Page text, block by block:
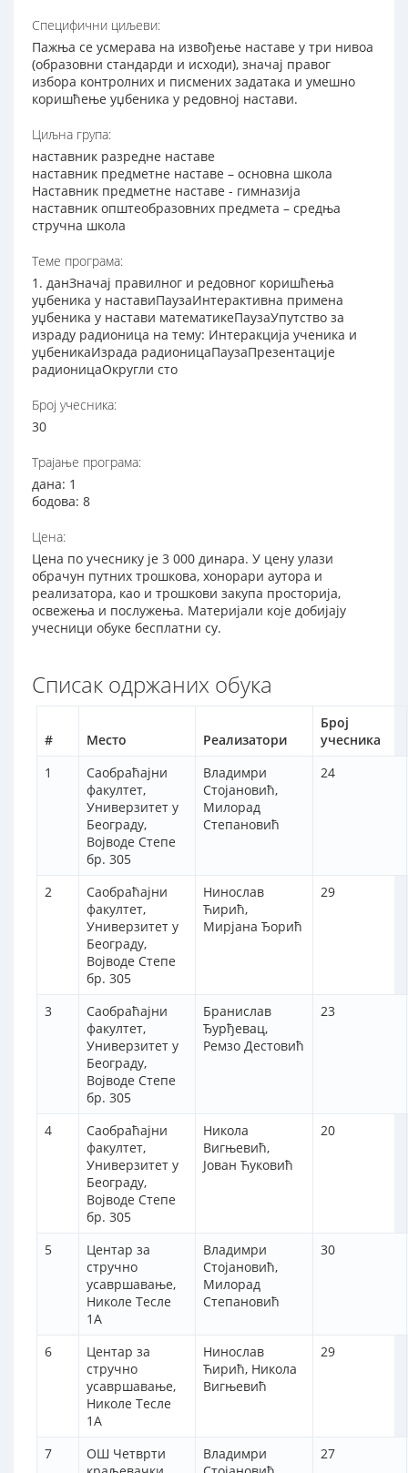
Специфични циљеви:
Пажња се усмерава на извођење наставе у три нивоа
(образовни стандарди и исходи), значај правог
избора контролних и писмених задатака и умешно
коришћење уџбеника у редовној настави.
Циљна група:
наставник разредне наставе
наставник предметне наставе – основна школа
Наставник предметне наставе - гимназија
наставник општеобразовних предмета – средња
стручна школа
Теме програма:
1. данЗначај правилног и редовног коришћења
уџбеника у наставиПаузаИнтерактивна примена
уџбеника у настави математикеПаузаУпутство за
израду радионица на тему: Интеракција ученика и
уџбеникаИзрада радионицаПаузаПрезентације
радионицаОкругли сто
Број учесника:
30
Трајање програма:
дана: 1
бодова: 8
Цена:
Цена по учеснику је 3 000 динара. У цену улази
обрачун путних трошкова, хонорари аутора и
реализатора, као и трошкови закупа просторија,
освежења и послужења. Материјали које добијају
учесници обуке бесплатни су.
Списак одржаних обука
# Место Реализатори
Број
учесника
1
Саобраћајни
факултет,
Универзитет у
Београду,
Војводе Степе
бр. 305
Владимри
Стојановић,
Милорад
Степановић
24
2
Саобраћајни
факултет,
Универзитет у
Београду,
Војводе Степе
бр. 305
Нинослав
Ћирић,
Мирјана Ђорић
29
3
Саобраћајни
факултет,
Универзитет у
Београду,
Војводе Степе
бр. 305
Бранислав
Ђурђевац,
Ремзо Дестовић
23
4
Саобраћајни
факултет,
Универзитет у
Београду,
Војводе Степе
бр. 305
Никола
Вигњевић,
Јован Ћуковић
20
5
Центар за
стручно
усавршавање,
Николе Тесле
1А
Владимри
Стојановић,
Милорад
Степановић
30
6
Центар за
стручно
усавршавање,
Николе Тесле
1А
Нинослав
Ћирић, Никола
Вигњевић
29
7
ОШ Четврти
Владимри
27